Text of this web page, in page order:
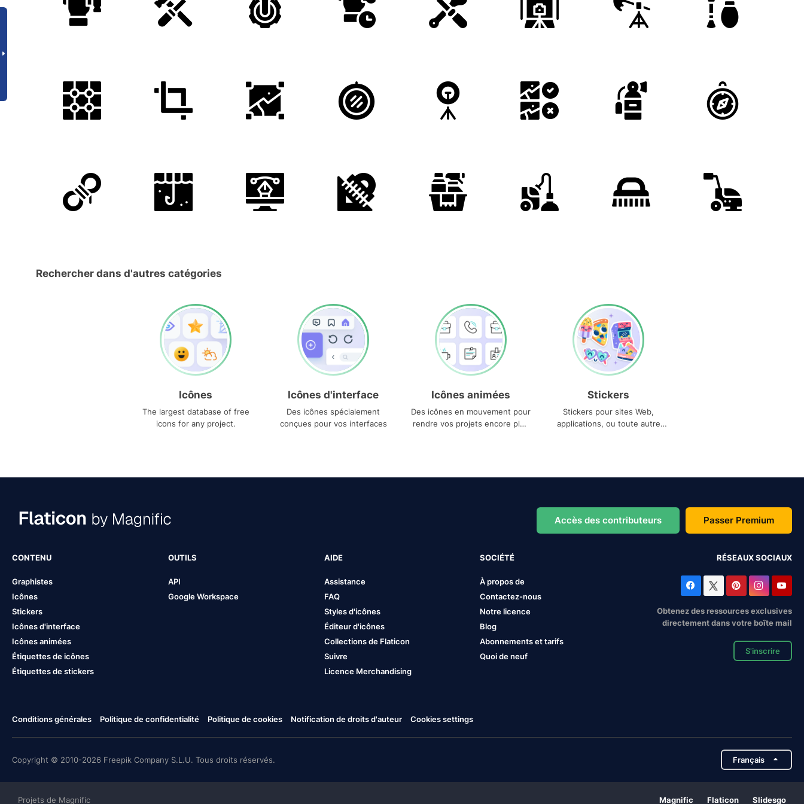
Rechercher dans d'autres catégories
Icônes
The largest database of free
icons for any project.
Icônes d'interface
Des icônes spécialement
conçues pour vos interfaces
Icônes animées
Des icônes en mouvement pour
rendre vos projets encore plus
Stickers
Stickers pour sites Web,
applications, ou toute autre
Accès des contributeurs Passer Premium
CONTENU
Graphistes
Icônes
Stickers
Icônes d'interface
Icônes animées
Étiquettes de icônes
Étiquettes de stickers
OUTILS
API
Google Workspace
AIDE
Assistance
FAQ
Styles d'icônes
Éditeur d'icônes
Collections de Flaticon
Suivre
Licence Merchandising
SOCIÉTÉ
À propos de
Contactez-nous
Notre licence
Blog
Abonnements et tarifs
Quoi de neuf
RÉSEAUX SOCIAUX
Obtenez des ressources exclusives
directement dans votre boîte mail
S'inscrire
Conditions générales Politique de confidentialité Politique de cookies Notification de droits d'auteur Cookies settings
Copyright © 2010-2026 Freepik Company S.L.U. Tous droits réservés. Français
Projets de Magnific Magnific Flaticon Slidesgo